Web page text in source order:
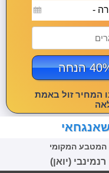
המחיר זול באמת
המטבע המקומי
רנמינבי (יואן)